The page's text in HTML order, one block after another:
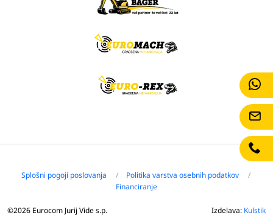
©2026 Eurocom Jurij Vide s.p.
Splošni pogoji poslovanja
Politika varstva osebnih podatkov
Financiranje
Izdelava: Kulstik